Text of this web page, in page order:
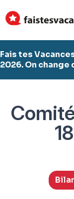
Fais tes
2026. On change